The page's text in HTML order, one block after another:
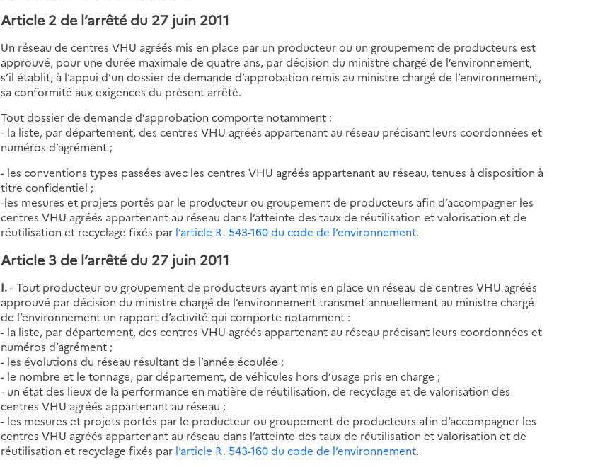
Article 2 de l’arrêté du 27 juin 2011
Un réseau de centres VHU agréés mis en place par un producteur ou un groupement de producteurs est
approuvé, pour une durée maximale de quatre ans, par décision du ministre chargé de l’environnement,
s’il établit, à l’appui d’un dossier de demande d’approbation remis au ministre chargé de l’environnement,
sa conformité aux exigences du présent arrêté.
Tout dossier de demande d’approbation comporte notamment :
- la liste, par département, des centres VHU agréés appartenant au réseau précisant leurs coordonnées et
numéros d’agrément ;
- les conventions types passées avec les centres VHU agréés appartenant au réseau, tenues à disposition à
titre confidentiel ;
-les mesures et projets portés par le producteur ou groupement de producteurs afin d’accompagner les
centres VHU agréés appartenant au réseau dans l’atteinte des taux de réutilisation et valorisation et de
réutilisation et recyclage fixés par l’article R. 543-160 du code de l’environnement.
Article 3 de l’arrêté du 27 juin 2011
I.- Tout producteur ou groupement de producteurs ayant mis en place un réseau de centres VHU agréés
approuvé par décision du ministre chargé de l’environnement transmet annuellement au ministre chargé
de l’environnement un rapport d’activité qui comporte notamment :
- la liste, par département, des centres VHU agréés appartenant au réseau précisant leurs coordonnées et
numéros d’agrément ;
- les évolutions du réseau résultant de l’année écoulée ;
- le nombre et le tonnage, par département, de véhicules hors d’usage pris en charge ;
- un état des lieux de la performance en matière de réutilisation, de recyclage et de valorisation des
centres VHU agréés appartenant au réseau ;
- les mesures et projets portés par le producteur ou groupement de producteurs afin d’accompagner les
centres VHU agréés appartenant au réseau dans l’atteinte des taux de réutilisation et valorisation et de
réutilisation et recyclage fixés par l’article R. 543-160 du code de l’environnement.